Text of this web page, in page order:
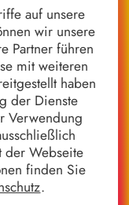
auf unsere
wir unsere
Partner führen
mit weiteren
haben
der Dienste
Verwendung
der Webseite
finden Sie
.